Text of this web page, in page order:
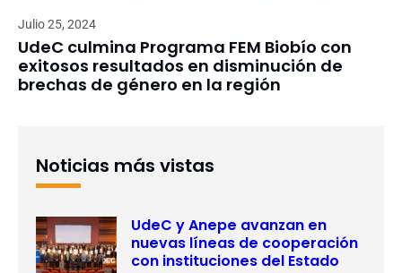
Julio 25, 2024
UdeC culmina Programa FEM Biobío con
exitosos resultados en disminución de
brechas de género en la región
Noticias más vistas
UdeC y Anepe avanzan en
nuevas líneas de cooperación
con instituciones del Estado